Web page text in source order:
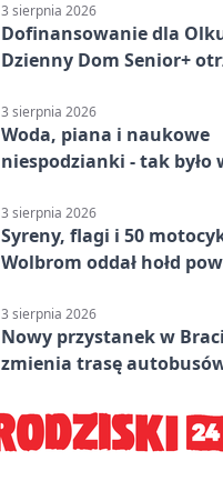
3 sierpnia 2026
Dofinansowanie dla
Dzienny Dom Senior+
3 sierpnia 2026
Woda, piana i naukowe
niespodzianki - tak było
3 sierpnia 2026
Syreny, flagi i 50
Wolbrom oddał hołd
3 sierpnia 2026
Nowy przystanek w
zmienia trasę